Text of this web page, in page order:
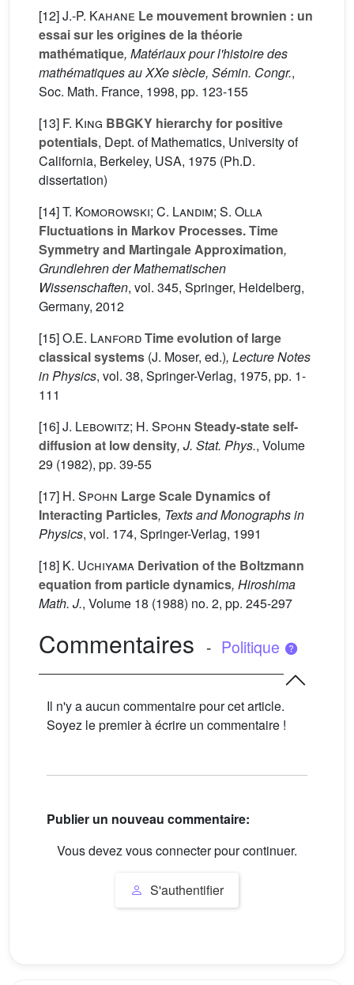
[12]J.-P. Kahane Le mouvement brownien : un
essai sur les origines de la théorie
mathématique, Matériaux pour l'histoire des
mathématiques au XXe siècle, Sémin. Congr.,
Soc. Math. France, 1998, pp. 123-155
[13] F. King BBGKY hierarchy for positive
potentials, Dept. of Mathematics, University of
California, Berkeley, USA, 1975 (Ph.D.
dissertation)
[14]T. Komorowski; C. Landim; S. Olla
Fluctuations in Markov Processes. Time
Symmetry and Martingale Approximation,
Grundlehren der Mathematischen
Wissenschaften, vol. 345, Springer, Heidelberg,
Germany, 2012
[15]O.E. LanfordTime evolution of large
classical systems (J. Moser, ed.), Lecture Notes
in Physics, vol. 38, Springer-Verlag, 1975, pp. 1-
111
[16]J. Lebowitz; H. Spohn Steady-state self-
diffusion at low density, J. Stat. Phys., Volume
29 (1982), pp. 39-55
[17] H. Spohn Large Scale Dynamics of
Interacting Particles, Texts and Monographs in
Physics, vol. 174, Springer-Verlag, 1991
[18] K. Uchiyama Derivation of the Boltzmann
equation from particle dynamics, Hiroshima
Math. J., Volume 18 (1988) no. 2, pp. 245-297
Commentaires - Politique
Il n'y a aucun commentaire pour cet article.
Soyez le premier à écrire un commentaire !
Publier un nouveau commentaire:
Vous devez vous connecter pour continuer.
S'authentifier